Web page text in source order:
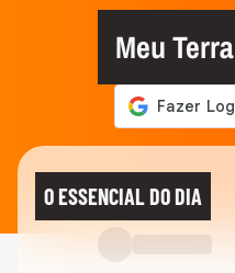
Meu Terra
O ESSENCIAL DO DIA